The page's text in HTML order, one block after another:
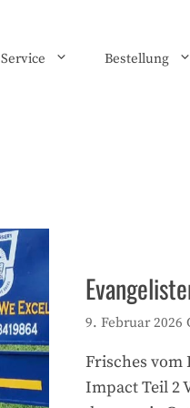
Service Bestellung
9. Februar 2026
Frisches vom
Impact Teil 2